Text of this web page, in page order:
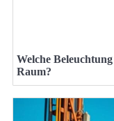
Welche
Raum?